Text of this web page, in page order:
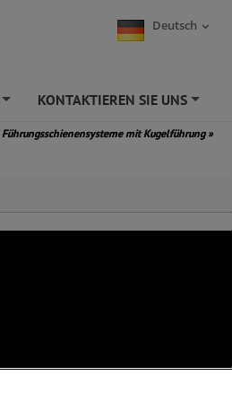
Deutsch
KONTAKTIEREN SIE UNS
Führungsschienensysteme mit Kugelführung »